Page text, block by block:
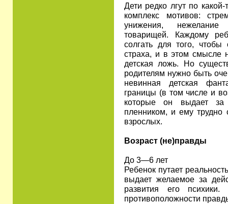
Дети редко лгут по
комплекс мотивов:
унижения, нежелание
товарищей. Каждому
солгать для того, чтобы
страха, и в этом смысле
детская ложь. Но
родителям нужно быть
невинная детская
границы (в том числе и
которые он выдает за
пленником, и ему трудно
взрослых.
Возраст (не)правды
До 3—6 лет
Ребенок путает
выдает желаемое за
развития его
противоположности